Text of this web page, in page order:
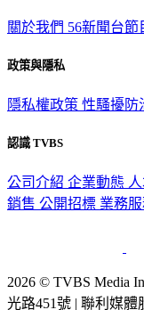
關於我們 56新聞台節
政策與隱私
隱私權政策 性騷擾防
認識 TVBS
公司介紹 企業動態
銷售 公開招標 業務
2026 © TVBS Media
光路451號 | 聯利媒體